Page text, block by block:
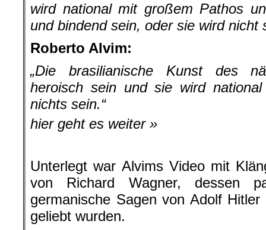
wird national mit großem Pathos
und bindend sein, oder sie wird nicht
Roberto Alvim:
„Die brasilianische Kunst des
heroisch sein und sie wird
nichts sein.“
hier geht es weiter »
Unterlegt war Alvims Video mit
von Richard Wagner, dessen
germanische Sagen von Adolf
geliebt wurden.